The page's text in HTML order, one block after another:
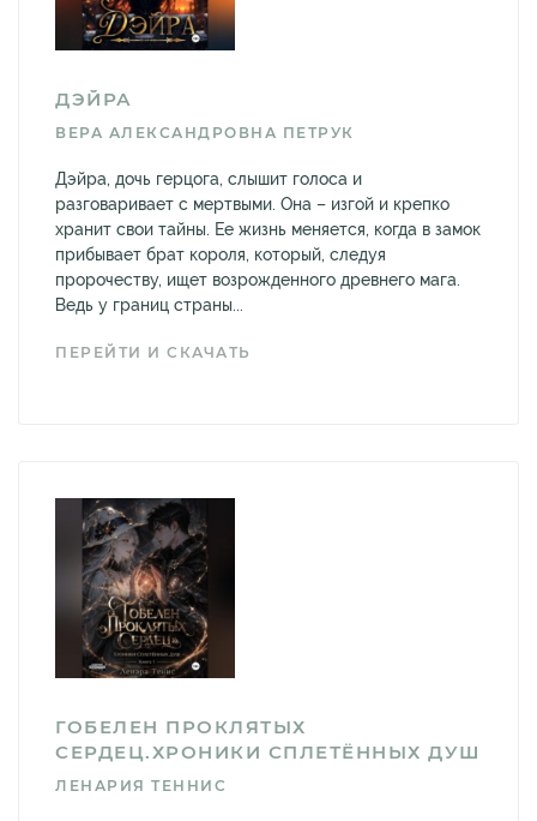
ДЭЙРА
ВЕРА АЛЕКСАНДРОВНА ПЕТРУК
Дэйра, дочь герцога, слышит голоса и
разговаривает с мертвыми. Она – изгой и крепко
хранит свои тайны. Ее жизнь меняется, когда в замок
прибывает брат короля, который, следуя
пророчеству, ищет возрожденного древнего мага.
Ведь у границ страны...
ПЕРЕЙТИ И СКАЧАТЬ
ГОБЕЛЕН ПРОКЛЯТЫХ
СЕРДЕЦ.ХРОНИКИ СПЛЕТЁННЫХ ДУШ
ЛЕНАРИЯ ТЕННИС